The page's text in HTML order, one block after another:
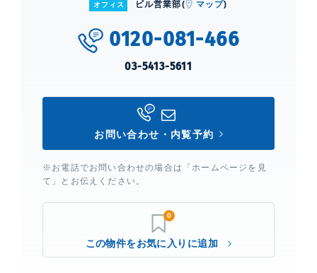
オフィス ビル営業部( マップ)
0120-081-466
03-5413-5611
お問い合わせ・内覧予約
※お電話でお問い合わせの場合は「ホームページを見
て」とお伝えください。
0